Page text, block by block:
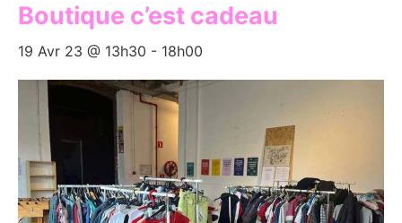
Boutique c’est cadeau
19 Avr 23 @ 13h30 - 18h00